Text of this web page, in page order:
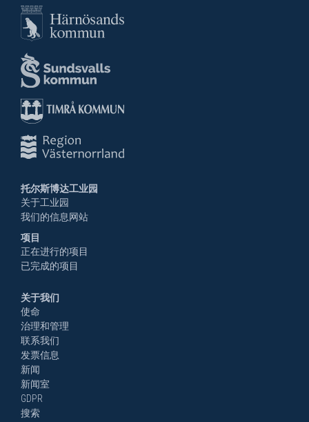
托尔斯博达工业园
关于工业园
我们的信息网站
项目
正在进行的项目
已完成的项目
关于我们
使命
治理和管理
联系我们
发票信息
新闻
新闻室
GDPR
搜索